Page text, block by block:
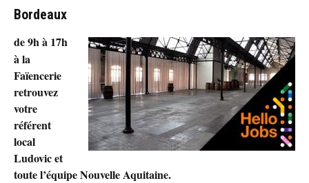
Bordeaux
de 9h à 17h
à la
Faïencerie
retrouvez
votre
référent
local
Ludovic et
toute l’équipe Nouvelle Aquitaine.